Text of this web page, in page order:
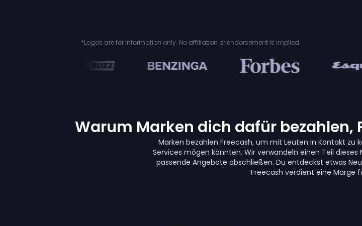
*Logos are for information only. No affiliation or endorsement is implied.
Warum Marken dich dafür bezahlen,
Marken bezahlen Freecash, um mit Leuten in Kontakt zu
Services mögen könnten. Wir verwandeln einen Teil
passende Angebote abschließen. Du entdeckst etwas
Freecash verdient eine Marge